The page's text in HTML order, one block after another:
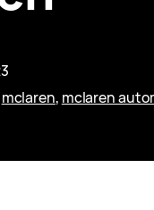
mclaren, mclaren